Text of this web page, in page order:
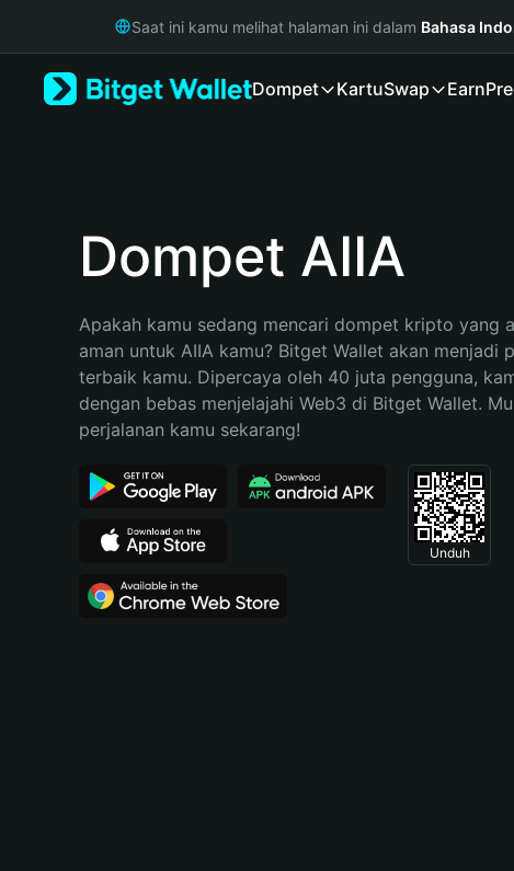
Русский
Bahasa Indonesia
Español (Argentina)
Saat ini kamu melihat halaman ini dalam Bahasa
Dompet KartuSwap Earn
Dompet AIIA
Apakah kamu sedang mencari dompet kripto yang
aman untuk AIIA kamu? Bitget Wallet akan menjadi
terbaik kamu. Dipercaya oleh 40 juta pengguna,
dengan bebas menjelajahi Web3 di Bitget Wallet.
perjalanan kamu sekarang!
Unduh